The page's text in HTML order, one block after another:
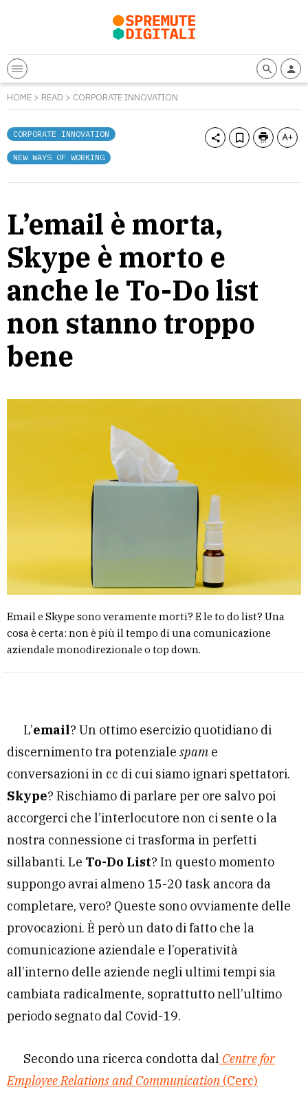
HOME > READ > CORPORATE INNOVATION
CORPORATE INNOVATION
NEW WAYS OF WORKING
L’email è morta,
Skype è morto e
anche le To-Do list
non stanno troppo
bene
Email e Skype sono veramente morti? E le to do list? Una
cosa è certa: non è più il tempo di una comunicazione
aziendale monodirezionale o top down.
L’email? Un ottimo esercizio quotidiano di
discernimento tra potenziale spam e
conversazioni in cc di cui siamo ignari spettatori.
Skype? Rischiamo di parlare per ore salvo poi
accorgerci che l’interlocutore non ci sente o la
nostra connessione ci trasforma in perfetti
sillabanti. Le To-Do List? In questo momento
suppongo avrai almeno 15-20 task ancora da
completare, vero? Queste sono ovviamente delle
provocazioni. È però un dato di fatto che la
comunicazione aziendale e l’operatività
all’interno delle aziende negli ultimi tempi sia
cambiata radicalmente, soprattutto nell’ultimo
periodo segnato dal Covid-19.
Secondo una ricerca condotta dal Centre for
Employee Relations and Communication (Cerc)